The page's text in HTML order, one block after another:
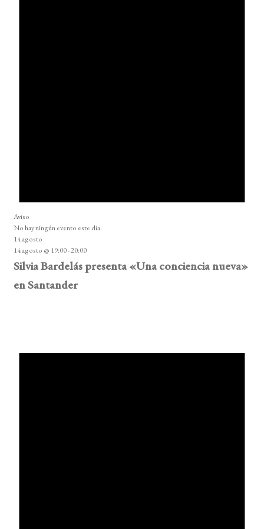
Aviso
No hay ningún evento este día.
14 agosto
14 agosto @ 19:00-20:00
Silvia Bardelás presenta «Una conciencia nueva»
en Santander